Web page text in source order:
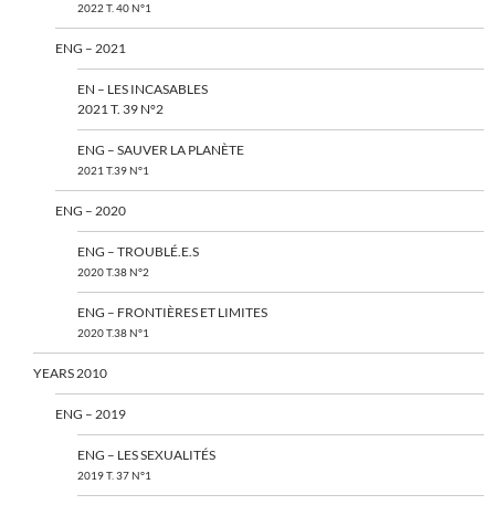
2022 T. 40 N°1
ENG – 2021
EN – LES INCASABLES
2021 T. 39 N°2
ENG – SAUVER LA PLANÈTE
2021 T.39 N°1
ENG – 2020
ENG – TROUBLÉ.E.S
2020 T.38 N°2
ENG – FRONTIÈRES ET LIMITES
2020 T.38 N°1
YEARS 2010
ENG – 2019
ENG – LES SEXUALITÉS
2019 T. 37 N°1